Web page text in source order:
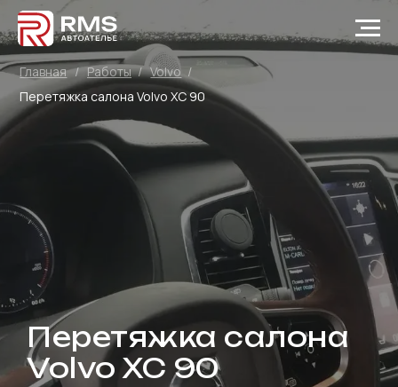
/ /
Работы
Volvo
Перетяжка салона Volvo XC 90
/
Главная
Перетяжка салона
Volvo XC 90